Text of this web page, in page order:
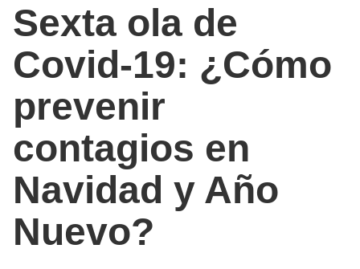
Sexta ola de
Covid-19: ¿Cómo
prevenir
contagios en
Navidad y Año
Nuevo?